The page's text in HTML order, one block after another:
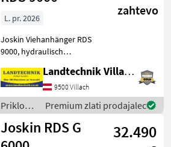
zahtevo
L. pr. 2026
Joskin Viehanhänger RDS
9000, hydraulisch
Tandemachse,
vollverzinkte Ausführung
mit Kunstharzboden,
einteilige innere Trennwand
mit 3 Einstellmöglichk
Landtechnik Villach GmbH
9500 Villach
Priklopniki
/ Joskin
Premium zlati prodajalec
Joskin RDS G
32.490